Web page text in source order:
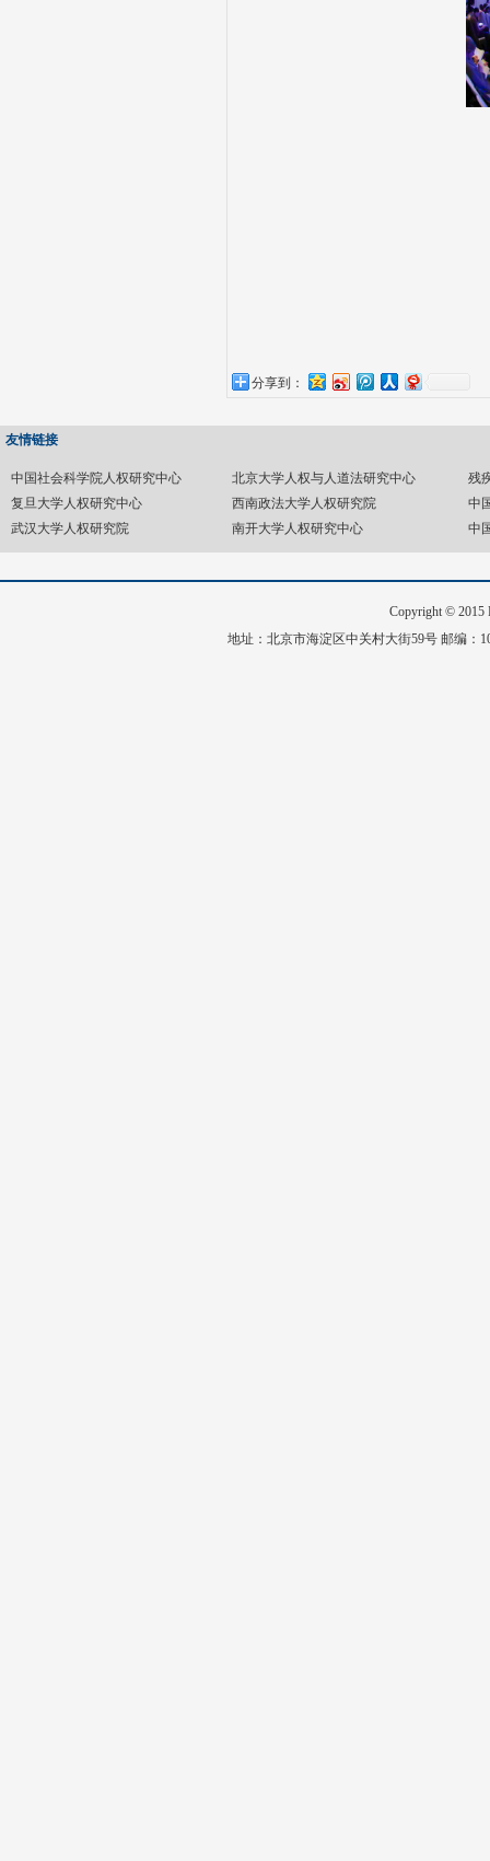
分享到：
友情链接
中国社会科学院人权研究中心 北京大学人权与人道法研究中心
残
复旦大学人权研究中心
西南政法大学人权研究院
中
武汉大学人权研究院
南开大学人权研究中心 中
Copyright © 2015
地址：北京市海淀区中关村大街59号 邮编：